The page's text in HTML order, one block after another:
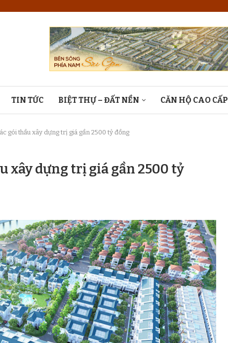
TIN TỨC BIỆT THỰ – ĐẤT NỀN CĂN HỘ CAO CẤP
gói thầu xây dựng trị giá gần 2500 tỷ đồng
xây dựng trị giá gần 2500 tỷ